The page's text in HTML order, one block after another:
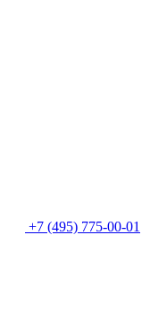
+7 (495) 775-00-01